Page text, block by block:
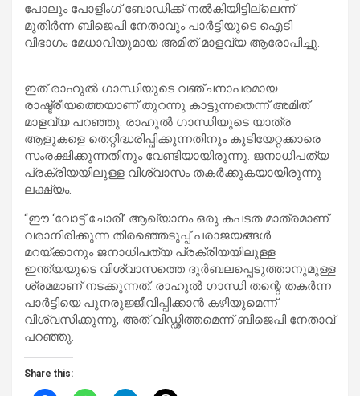
പോലും പോളിംഗ് ബോഡിക്ക് നൽകിയിട്ടില്ലെന്ന്
മുതിർന്ന ബിജെപി നേതാവും പാർട്ടിയുടെ ഐടി
വിഭാഗം മേധാവിയുമായ അമിത് മാളവ്യ ആരോപിച്ചു.
ഇത് രാഹുൽ ഗാന്ധിയുടെ വഞ്ചനാപരമായ
രാഷ്ട്രീയത്തെയാണ് തുറന്നു കാട്ടുന്നതെന്ന് അമിത്
മാളവ്യ പറഞ്ഞു. രാഹുൽ ഗാന്ധിയുടെ യാത്ര
ആളുകളെ തെറ്റിദ്ധരിപ്പിക്കുന്നതിനും കുടിയേറ്റക്കാരെ
സംരക്ഷിക്കുന്നതിനും വേണ്ടിയായിരുന്നു. ജനാധിപത്യ
പ്രക്രിയയിലുള്ള വിശ്വാസം തകർക്കുകയായിരുന്നു
ലക്ഷ്യം.
“ഈ ‘വോട്ട് ചോരി’ ആഖ്യാനം ഒരു കപടത മാത്രമാണ്.
വരാനിരിക്കുന്ന തിരഞ്ഞെടുപ്പ് പരാജയങ്ങൾ
മറയ്ക്കാനും ജനാധിപത്യ പ്രക്രിയയിലുള്ള
ഇന്ത്യയുടെ വിശ്വാസത്തെ ദുർബലപ്പെടുത്താനുമുള്ള
ശ്രമമാണ് നടക്കുന്നത്. രാഹുൽ ഗാന്ധി തന്റെ തകർന്ന
പാർട്ടിയെ പുനരുജ്ജീവിപ്പിക്കാൻ കഴിയുമെന്ന്
വിശ്വസിക്കുന്നു, അത് വിഡ്ഢിത്തമെന്ന്‌ ബിജെപി നേതാവ്
പറഞ്ഞു.
Share this: